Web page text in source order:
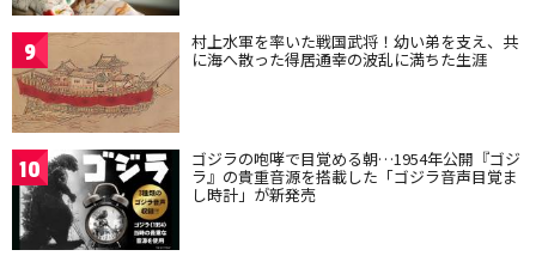
9 村上水軍を率いた戦国武将！幼い弟を支え、共
に海へ散った得居通幸の波乱に満ちた生涯
10 ゴジラの咆哮で目覚める朝…1954年公開『ゴジ
ラ』の貴重音源を搭載した「ゴジラ音声目覚ま
し時計」が新発売